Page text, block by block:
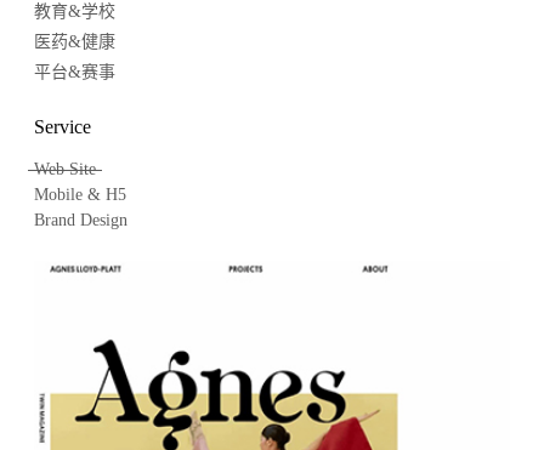
教育&学校
医药&健康
平台&赛事
Service
Web Site
Mobile & H5
Brand Design